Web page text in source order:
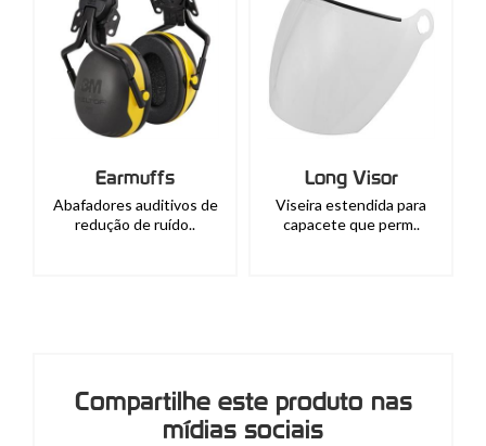
Earmuffs
Abafadores auditivos de
redução de ruído..
Long Visor
Viseira estendida para
capacete que perm..
Compartilhe este produto nas
mídias sociais